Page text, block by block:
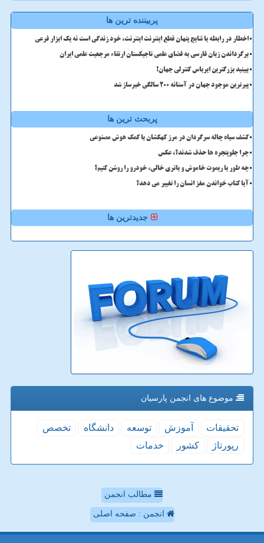
پربیننده ترین ها
اخطار در رابطه با نتایج پنهان قطع اینترنت اینترنت، خود زندگی است نه یک ابزار فرعی
برگرداندن زبان فارسی به فضای علمی تاجیکستان ارتقاء مرجعیت علمی ایران
ببینید بزرگترین ایرباس کنترلی جهان!
پیرترین موجود جهان در آستانه ۲۰۰ سالگی خبرساز شد
پربحث ترین ها
کشف سیاه چاله سرگردان در مرز کهکشان با کمک هوش مصنوعی
چرا جلوپنجره ها حذف شدند؟، عکس
چه طور با ریموت خاموش و باتری خالی، خودرو را روشن کنیم؟
آیا کتاب خواندن مغز انسان را تغییر می دهد؟
جدیدترین ها
موضوع های انجمن پارسیان
تحقیقات آموزش توسعه دانشگاه
تخصص
رپورتاژ
كشور خدمات
مطالب انجمن
انجمن : صفحه اصلی